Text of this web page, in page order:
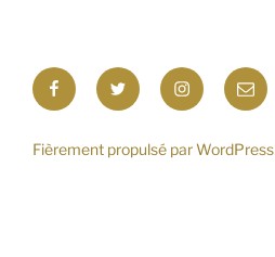
FacebookTwitter Instagram
E-
mail
Fièrement propulsé par WordPress